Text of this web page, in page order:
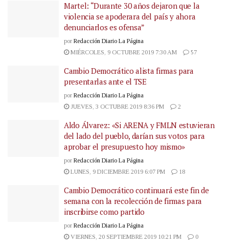
Martel: “Durante 30 años dejaron que la
violencia se apoderara del país y ahora
denunciarlos es ofensa”
por Redacción Diario La Página
MIÉRCOLES, 9 OCTUBRE 2019 7:30 AM
57
Cambio Democrático alista firmas para
presentarlas ante el TSE
por Redacción Diario La Página
JUEVES, 3 OCTUBRE 2019 8:36 PM
2
Aldo Álvarez: «Si ARENA y FMLN estuvieran
del lado del pueblo, darían sus votos para
aprobar el presupuesto hoy mismo»
por Redacción Diario La Página
LUNES, 9 DICIEMBRE 2019 6:07 PM
18
Cambio Democrático continuará este fin de
semana con la recolección de firmas para
inscribirse como partido
por Redacción Diario La Página
VIERNES, 20 SEPTIEMBRE 2019 10:21 PM
0